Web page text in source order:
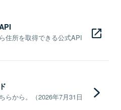
住所を取得できる公式API
らから。（2026年7月31日